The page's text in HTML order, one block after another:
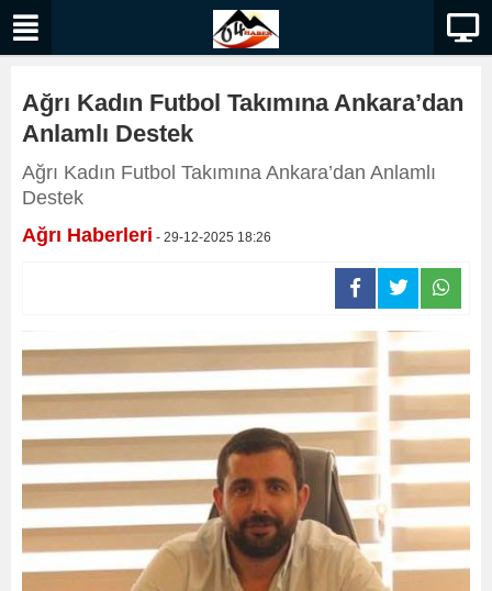
Ağrı Kadın Futbol Takımına Ankara’dan
Anlamlı Destek
Ağrı Kadın Futbol Takımına Ankara’dan Anlamlı
Destek
Ağrı Haberleri - 29-12-2025 18:26